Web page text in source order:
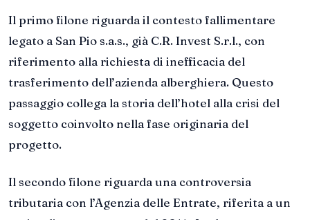
Il primo filone riguarda il contesto fallimentare
legato a San Pio s.a.s., già C.R. Invest S.r.l., con
riferimento alla richiesta di inefficacia del
trasferimento dell’azienda alberghiera. Questo
passaggio collega la storia dell’hotel alla crisi del
soggetto coinvolto nella fase originaria del
progetto.
Il secondo filone riguarda una controversia
tributaria con l’Agenzia delle Entrate, riferita a un